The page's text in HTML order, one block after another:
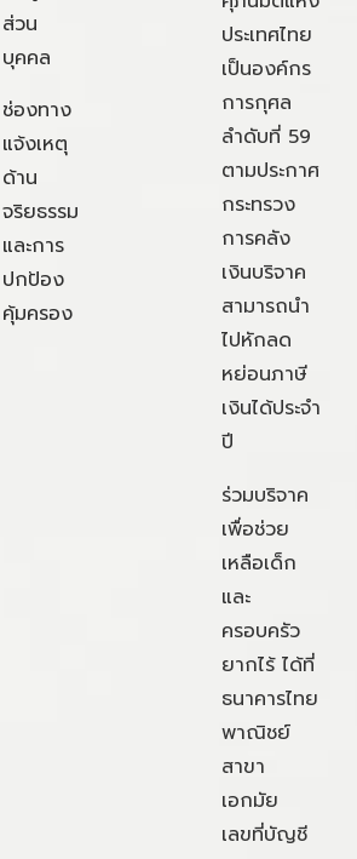
ส่วน
บุคคล
ช่องทาง
แจ้งเหตุ
ด้าน
จริยธรรม
และการ
ปกป้อง
คุ้มครอง
ประเทศไทย
เป็นองค์กร
การกุศล
ลำดับที่ 59
ตามประกาศ
กระทรวง
การคลัง
เงินบริจาค
สามารถนำ
ไปหักลด
หย่อนภาษี
เงินได้ประจำ
ปี
ร่วมบริจาค
เพื่อช่วย
เหลือเด็ก
และ
ครอบครัว
ยากไร้ ได้ที่
ธนาคารไทย
พาณิชย์
สาขา
เอกมัย
เลขที่บัญชี